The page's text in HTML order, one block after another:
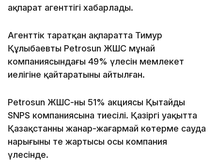
ақпарат агенттігі хабарлады.
Агенттік таратқан ақпаратта Тимур
Құлыбаевтың Petrosun ЖШС мұнай
компаниясындағы 49% үлесін мемлекет
иелігіне қайтаратыны айтылған.
Petrosun ЖШС-ның 51% акциясы Қытайдың
SNPS компаниясына тиесілі. Қазіргі уақытта
Қазақстанның жанар-жағармай көтерме сауда
нарығының тең жартысы осы компания
үлесінде.